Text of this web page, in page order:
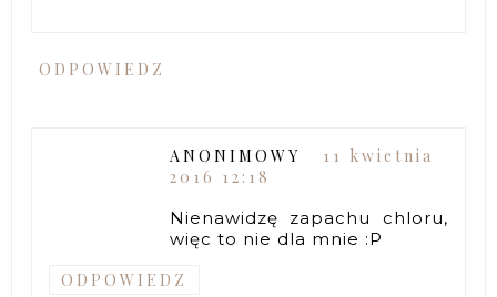
ODPOWIEDZ
ANONIMOWY
11 kwietnia
2016 12:18
Nienawidzę zapachu chloru,
więc to nie dla mnie :P
ODPOWIEDZ